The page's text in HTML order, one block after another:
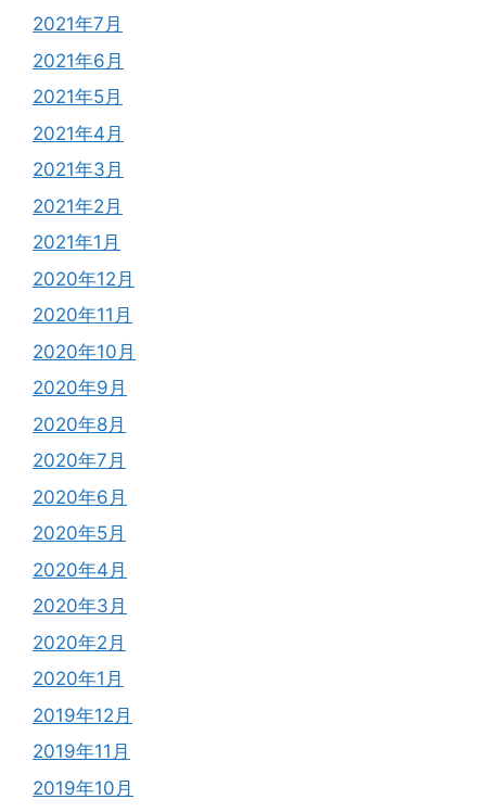
2021年7月
2021年6月
2021年5月
2021年4月
2021年3月
2021年2月
2021年1月
2020年12月
2020年11月
2020年10月
2020年9月
2020年8月
2020年7月
2020年6月
2020年5月
2020年4月
2020年3月
2020年2月
2020年1月
2019年12月
2019年11月
2019年10月